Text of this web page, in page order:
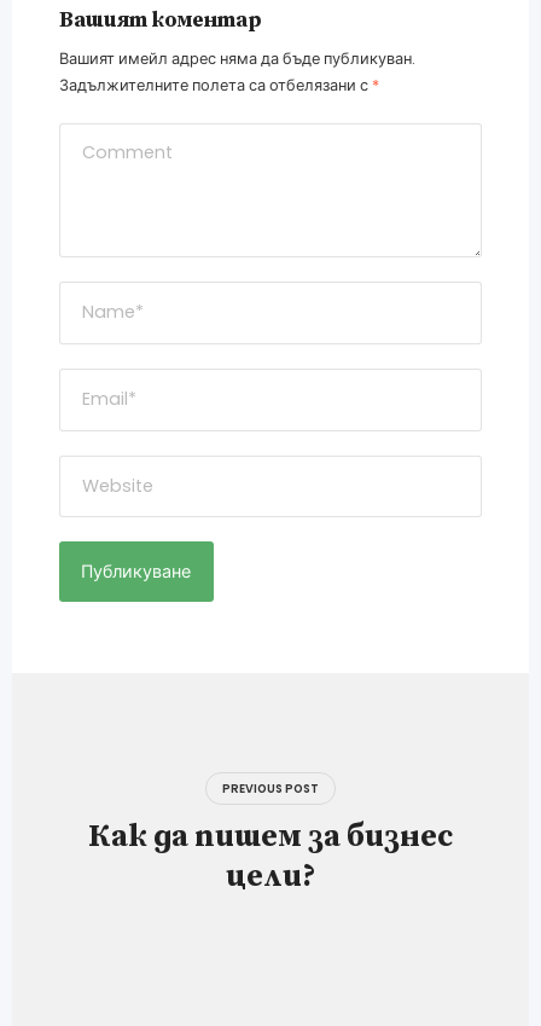
Вашият коментар
Вашият имейл адрес няма да бъде публикуван.
Задължителните полета са отбелязани с *
PREVIOUS POST
Как да пишем за бизнес
цели?